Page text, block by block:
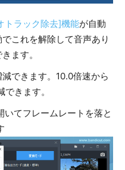
トラック除去]機能が自動
これを解除して音声あり
ます。
できます。10.0倍速から
きます。
てフレームレートを落と